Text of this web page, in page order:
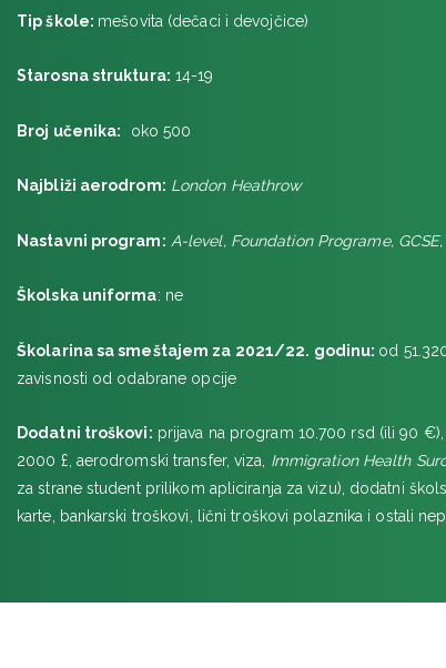
VINDZOR
Tip škole: mešovita (dečaci i devojčice)
Starosna struktura: 14-19
Broj učenika: oko 500
Najbliži aerodrom: London Heathrow
Nastavni program: A-level, Foundation Programe, GCSE,
Školska uniforma: ne
Školarina sa smeštajem za 2021/22. godinu: od
zavisnosti od odabrane opcije
Dodatni troškovi: prijava na program 10.700 rsd (ili 90
2000 £, aerodromski transfer, viza, Immigration Health
za strane student prilikom apliciranja za vizu), dodatni
karte, bankarski troškovi, lični troškovi polaznika i ostali